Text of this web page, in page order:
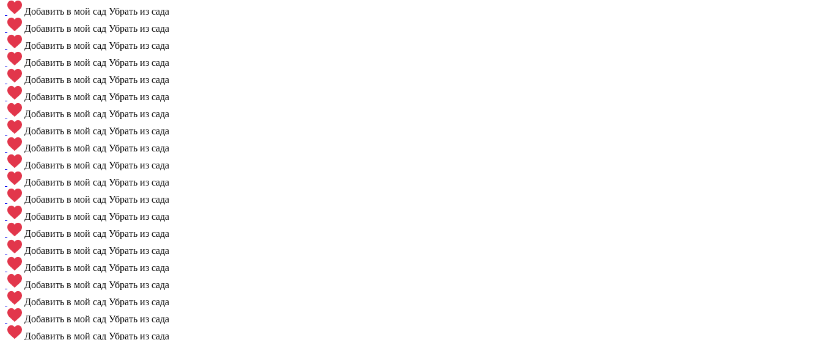
Добавить в мой сад Убрать из сада
Добавить в мой сад Убрать из сада
Добавить в мой сад Убрать из сада
Добавить в мой сад Убрать из сада
Добавить в мой сад Убрать из сада
Добавить в мой сад Убрать из сада
Добавить в мой сад Убрать из сада
Добавить в мой сад Убрать из сада
Добавить в мой сад Убрать из сада
Добавить в мой сад Убрать из сада
Добавить в мой сад Убрать из сада
Добавить в мой сад Убрать из сада
Добавить в мой сад Убрать из сада
Добавить в мой сад Убрать из сада
Добавить в мой сад Убрать из сада
Добавить в мой сад Убрать из сада
Добавить в мой сад Убрать из сада
Добавить в мой сад Убрать из сада
Добавить в мой сад Убрать из сада
Добавить в мой сад Убрать из сада